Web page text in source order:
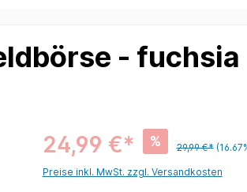
- fuchsia
24,99 €* % 29,99 €*
Preise inkl. MwSt. zzgl. Versandkosten